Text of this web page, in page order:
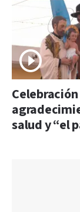
salud y “el